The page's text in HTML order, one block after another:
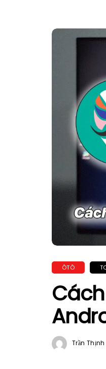
ÔTÔ
Cách
Trần Thịnh